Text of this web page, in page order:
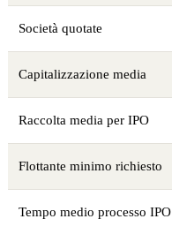
Società quotate
Capitalizzazione media
Raccolta media per IPO
Flottante minimo richiesto
Tempo medio processo IPO